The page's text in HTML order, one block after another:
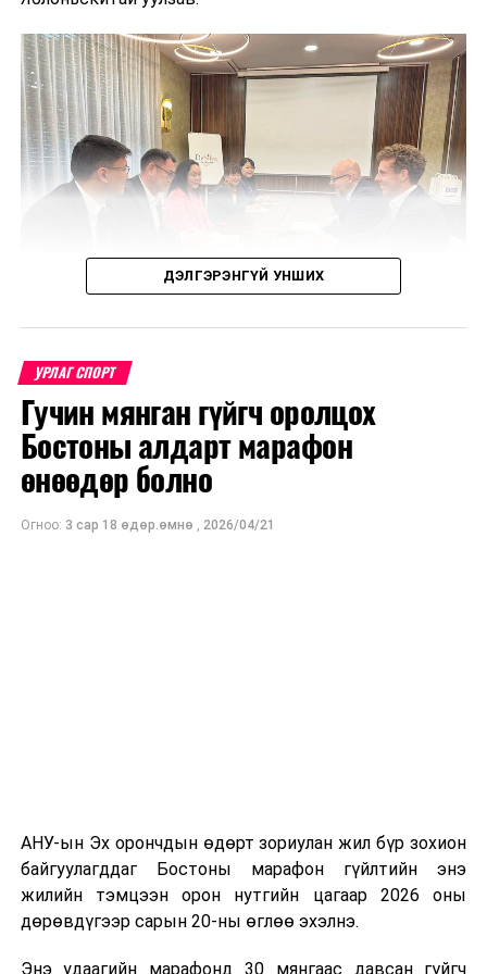
Уулзалтаар Польш болон Монголын өв соёл, ахуй
амьдрал, үндэстний онцлогийг харуулсан
бүтээлүүдийг солилцохоор боллоо.
бүтээсэн "Зөн дагасан монгол адуу" баримтат киног
ДЭЛГЭРЭНГҮЙ УНШИХ
УРЛАГ СПОРТ
Гучин мянган гүйгч оролцох
Бостоны алдарт марафон
өнөөдөр болно
Огноо: 3 сар 18 өдөр.өмнө , 2026/04/21
АНУ-ын Эх орончдын өдөрт зориулан жил бүр зохион
байгуулагддаг Бостоны марафон гүйлтийн энэ
жилийн тэмцээн орон нутгийн цагаар 2026 оны
дөрөвдүгээр сарын 20-ны өглөө эхэлнэ.
Энэ удаагийн марафонд 30 мянгаас давсан гүйгч